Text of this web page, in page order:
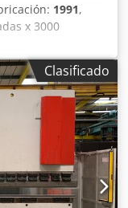
1991,
x 3000
DA 58
ERWIN SICK PARA
CON
toneladas
entre montantes:
410 mm
trabajo: 10 mm/s
del motor: 13
Spjpfx Ak Dowa
x 1700 x 2500
Clasificado